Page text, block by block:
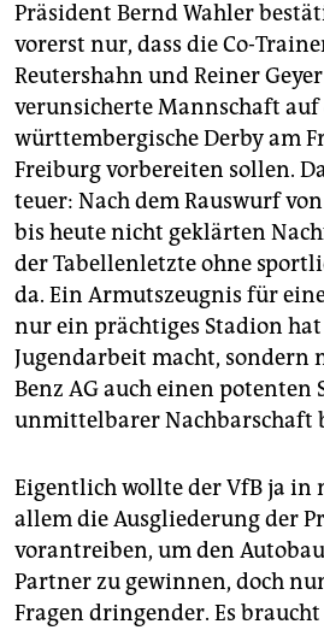
Präsident Bernd Wahler
vorerst nur, dass die Co-
Reutershahn und Reiner
verunsicherte Mannschaft auf
württembergische Derby am
Freiburg vorbereiten sollen.
teuer: Nach dem Rauswurf
bis heute nicht geklärten
der Tabellenletzte ohne
da. Ein Armutszeugnis für
nur ein prächtiges Stadion
Jugendarbeit macht, sondern
Benz AG auch einen potenten
unmittelbarer Nachbarschaft
Eigentlich wollte der VfB ja in
allem die Ausgliederung der
vorantreiben, um den
Partner zu gewinnen, doch
Fragen dringender. Es